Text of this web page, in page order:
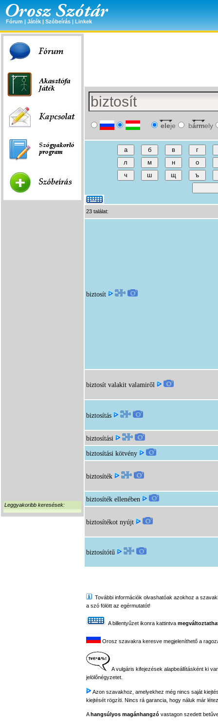
Fórum | Játék | Szóbeírás | Linkek
Leggyakoribb keresések:
eleje bármely
23 találat:
biztosít
biztosít valakit valamiről
biztosítás
biztosítási
biztosítási kötvény
biztosíték
biztosíték ellenében
biztosítékot nyújt
biztosítótű
További információk olvashatóak azokhoz a
a szó fölött az egérmutatót!
A billentyűzet ikonra kattintva
Orosz szavakra keresve megjeleníthető a
A vulgáris kifejezések alapbeállításként ki
jelölőnégyzetet.
Azon szavakhoz, amelyekhez még nincs saját
kiejtését rögzíti. Nincs rá garancia, hogy náluk már
Ahangsúlyos magánhangzó vastagon szedett